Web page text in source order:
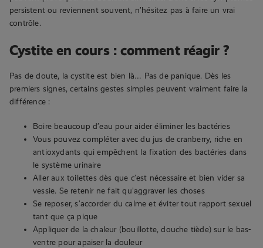
persistent ou reviennent souvent, n’hésitez pas à faire un vrai
contrôle.
Cystite en cours : comment réagir ?
Pas de doute, la cystite est bien là… Pas de panique. Dès les
premiers signes, certains gestes simples peuvent vraiment faire la
différence :
Boire beaucoup d’eau pour aider éliminer les bactéries
Vous pouvez compléter avec du jus de cranberry, riche en
antioxydants qui empêchent la fixation des bactéries dans
le système urinaire
Aller aux toilettes dès que c’est nécessaire et bien vider sa
vessie. Se retenir ne fait qu’aggraver les choses
Se reposer, s’accorder du calme et éviter tout rapport sexuel
tant que ça pique
Appliquer de la chaleur (bouillotte, douche tiède) sur le bas-
ventre pour apaiser la douleur